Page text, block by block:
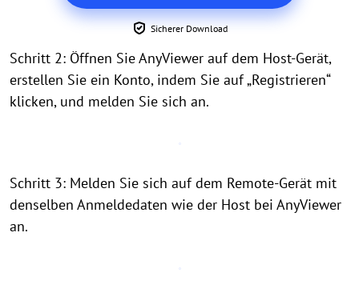
Sicherer Download
Schritt 2: Öffnen Sie AnyViewer auf dem Host-Gerät,
erstellen Sie ein Konto, indem Sie auf „Registrieren“
klicken, und melden Sie sich an.
Schritt 3: Melden Sie sich auf dem Remote-Gerät mit
denselben Anmeldedaten wie der Host bei AnyViewer
an.